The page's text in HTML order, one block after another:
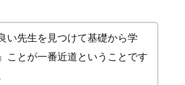
良い先生を見つけて基礎から学
ことが一番近道ということです